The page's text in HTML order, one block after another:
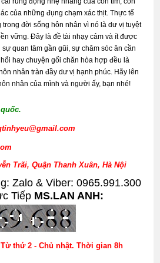
của những đụng chạm xác thịt. Thực tế
trong đời sống hôn nhân vì nó là dư vị tuyệt
vững. Đây là đề tài nhạy cảm và ít được
quan tâm gần gũi, sự chăm sóc ân cần
hay chuyện gối chăn hòa hợp đều là
nhân tràn đầy dư vị hạnh phúc. Hãy lên
nhân của mình và người ấy, bạn nhé!
Trãi, Quận Thanh Xuân, Hà Nội
Zalo & Viber: 0965.991.300
Tiếp MS.LAN ANH:
Từ thứ 2 - Chủ nhật. Thời gian 8h